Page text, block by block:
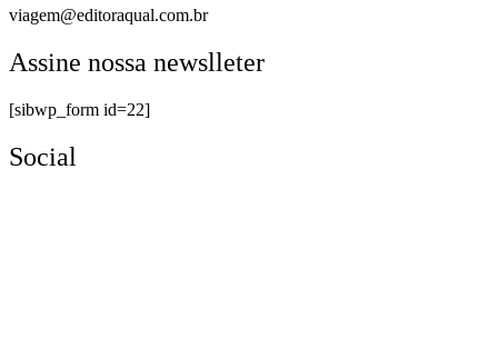
viagem@editoraqual.com.br
Assine nossa newslleter
[sibwp_form id=22]
Social